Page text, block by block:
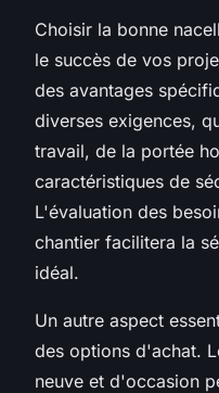
Choisir la bonne
le succès de vos
des avantages
diverses exigences,
travail, de la portée
caractéristiques de
L'évaluation des
chantier facilitera la
idéal.
Un autre aspect
des options d'achat.
neuve et d'occasion